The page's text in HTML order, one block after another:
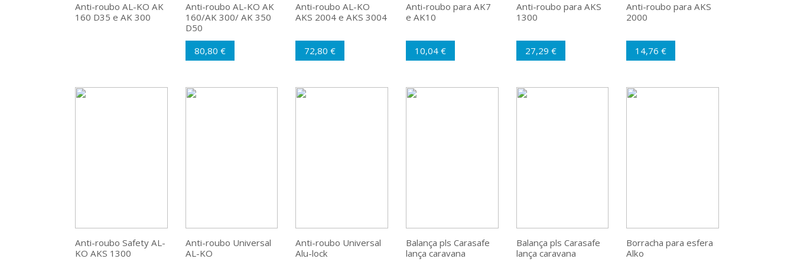
Anti-roubo AL-KO AK
160 D35 e AK 300
Anti-roubo AL-KO AK
160/AK 300/ AK 350
D50
80,80 €
Anti-roubo AL-KO
AKS 2004 e AKS 3004
72,80 €
Anti-roubo para AK7
e AK10
10,04 €
Anti-roubo para AKS
1300
27,29 €
Anti-roubo para AKS
2000
14,76 €
Anti-roubo Safety AL-
KO AKS 1300
Anti-roubo Universal
AL-KO
Anti-roubo Universal
Alu-lock
Balança pls Carasafe
lança caravana
Balança pls Carasafe
lança caravana
Borracha para esfera
Alko